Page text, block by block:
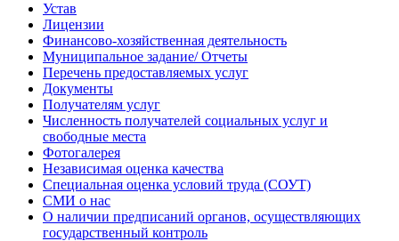
Устав
Лицензии
Финансово-хозяйственная деятельность
Муниципальное задание/ Отчеты
Перечень предоставляемых услуг
Документы
Получателям услуг
Численность получателей социальных услуг и
свободные места
Фотогалерея
Независимая оценка качества
Специальная оценка условий труда (СОУТ)
СМИ о нас
О наличии предписаний органов, осуществляющих
государственный контроль